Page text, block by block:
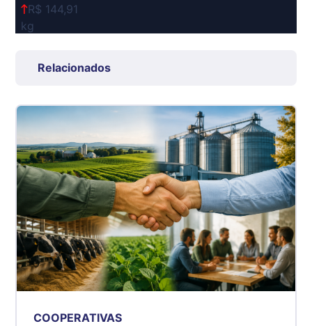
R$ 144,91
kg
Grande São Paulo (SP)
Suíno - Estadual
R$ 5,08
kg
Suíno - Estadual
MG
R$ 5,07
kg
Suíno - Estadual
PR
kg
Relacionados
COOPERATIVAS